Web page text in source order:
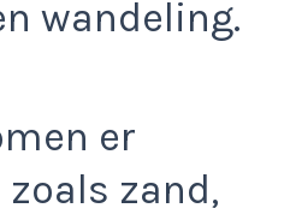
wandeling.
er
zand,